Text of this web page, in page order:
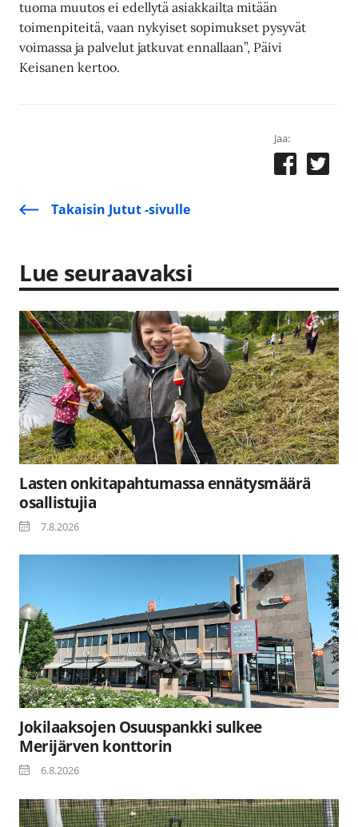
tuoma muutos ei edellytä asiakkailta mitään
toimenpiteitä, vaan nykyiset sopimukset pysyvät
voimassa ja palvelut jatkuvat ennallaan”, Päivi
Keisanen kertoo.
Jaa:
Takaisin Jutut -sivulle
Lue seuraavaksi
Lasten onkitapahtumassa ennätysmäärä
osallistujia
7.8.2026
Jokilaaksojen Osuuspankki sulkee
Merijärven konttorin
6.8.2026